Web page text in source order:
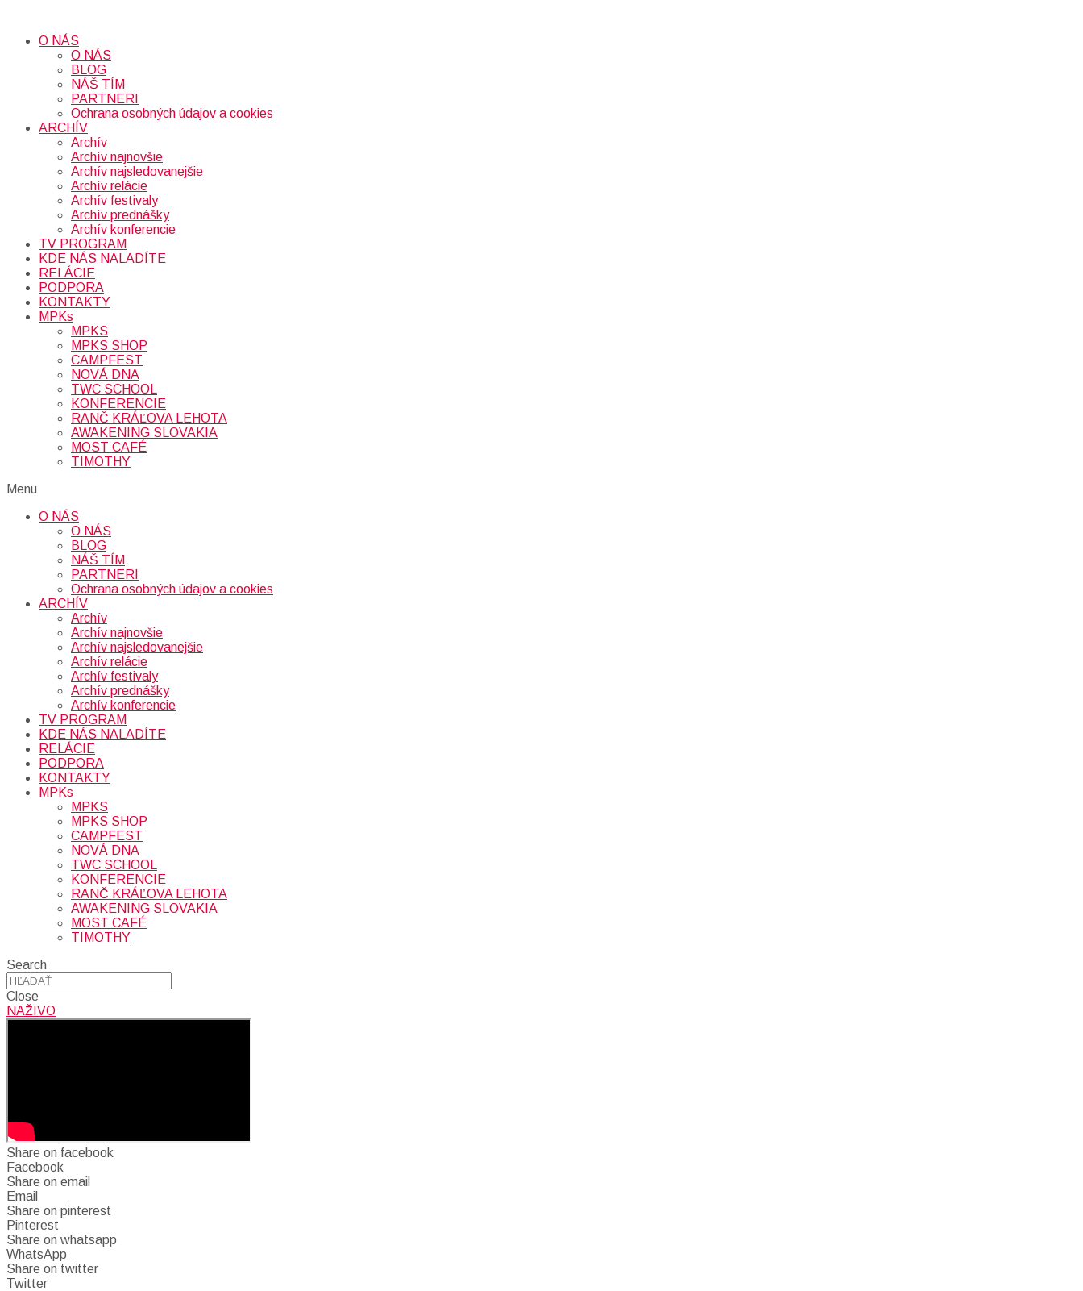
O NÁS
O NÁS
BLOG
NÁŠ TÍM
PARTNERI
Ochrana osobných údajov a cookies
ARCHÍV
Archív
Archív najnovšie
Archív najsledovanejšie
Archív relácie
Archív festivaly
Archív prednášky
Archív konferencie
TV PROGRAM
KDE NÁS NALADÍTE
RELÁCIE
PODPORA
KONTAKTY
MPKs
MPKS
MPKS SHOP
CAMPFEST
NOVÁ DNA
TWC SCHOOL
KONFERENCIE
RANČ KRÁĽOVA LEHOTA
AWAKENING SLOVAKIA
MOST CAFÉ
TIMOTHY
Menu
O NÁS
O NÁS
BLOG
NÁŠ TÍM
PARTNERI
Ochrana osobných údajov a cookies
ARCHÍV
Archív
Archív najnovšie
Archív najsledovanejšie
Archív relácie
Archív festivaly
Archív prednášky
Archív konferencie
TV PROGRAM
KDE NÁS NALADÍTE
RELÁCIE
PODPORA
KONTAKTY
MPKs
MPKS
MPKS SHOP
CAMPFEST
NOVÁ DNA
TWC SCHOOL
KONFERENCIE
RANČ KRÁĽOVA LEHOTA
AWAKENING SLOVAKIA
MOST CAFÉ
TIMOTHY
Search
Close
NAŽIVO
Share on facebook
Facebook
Share on email
Email
Share on pinterest
Pinterest
Share on whatsapp
WhatsApp
Share on twitter
Twitter